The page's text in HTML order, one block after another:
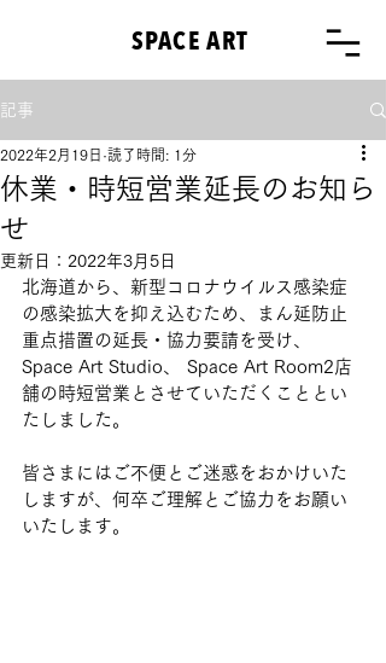
SPACE ART
記事
休業・時短営業延長のお知ら
せ
2022年2月19日 読了時間: 1分
更新日： 2022年3月5日
北海道から、新型コロナウイルス感染症
の感染拡大を抑え込むため、まん延防止
重点措置の延長・協力要請を受け、
Space Art Studio、 Space Art Room2店
舗の時短営業とさせていただくこととい
たしました。
皆さまにはご不便とご迷惑をおかけいた
しますが、何卒ご理解とご協力をお願い
いたします。